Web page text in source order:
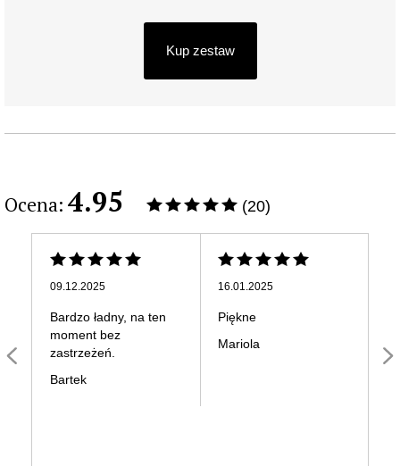
Kup zestaw
Ocena: 4.95 (20)
09.12.2025
Bardzo ładny, na ten
moment bez
zastrzeżeń.
Bartek
16.01.2025
Piękne
Mariola